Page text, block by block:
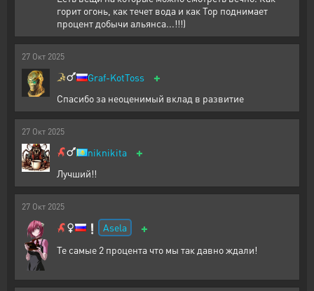
горит огонь, как течет вода и как Тор поднимает
процент добычи альянса...!!!)
27 Окт 2025
Graf-KotToss +
Спасибо за неоценимый вклад в развитие
27 Окт 2025
niknikita +
Лучший!!
27 Окт 2025
❕ Asela +
Те самые 2 процента что мы так давно ждали!